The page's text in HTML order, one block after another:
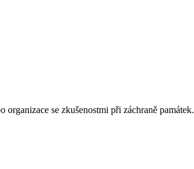
se zkušenostmi při záchraně památek.